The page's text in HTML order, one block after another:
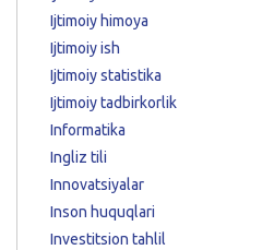
Ijtimoiy himoya
Ijtimoiy ish
Ijtimoiy statistika
Ijtimoiy tadbirkorlik
Informatika
Ingliz tili
Innovatsiyalar
Inson huquqlari
Investitsion tahlil